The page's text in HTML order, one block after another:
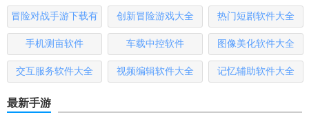
得，与其他用户互动交流。
4. 安全加密：提供数据加密功能，保护用户资源的安全和隐
私。
5. 插件扩展：支持第三方插件，扩展资源库的功能和用途。
晚的资源库最新版玩法
哪些
本
冒险对战手游下载有
哪些
创新冒险游戏大全 热门短剧软件大全
手机测亩软件 车载中控软件 图像美化软件大全
交互服务软件大全 视频编辑软件大全 记忆辅助软件大全
最新手游